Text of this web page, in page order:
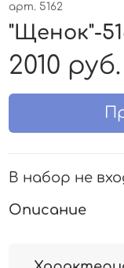
арт. 5162
"Щенок"-
2010 руб.
В набор не
Описание